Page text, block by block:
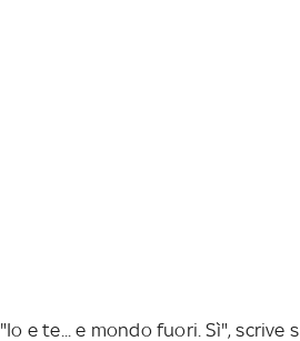
"Io e te... e mondo fuori. Sì",